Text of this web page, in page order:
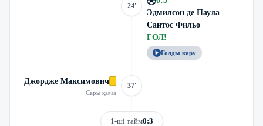
24'
Эдмилсон де Паула
Сантос Фильо
ГОЛ!
Голды көру
Джордже Максимович
Сары қағаз
37'
1-ші тайм0:3